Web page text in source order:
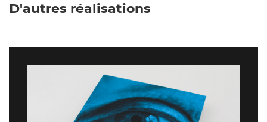
D'autres réalisations